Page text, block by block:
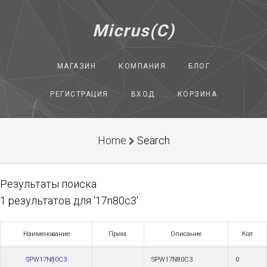
Micrus(C)
МАГАЗИН КОМПАНИЯ БЛОГ
РЕГИСТРАЦИЯ ВХОД КОРЗИНА
Home Search
Результаты поиска
1 результатов для '17n80c3'
Наименование Прим. Описание Кол
SPW17N80C3 SPW17N80C3 0